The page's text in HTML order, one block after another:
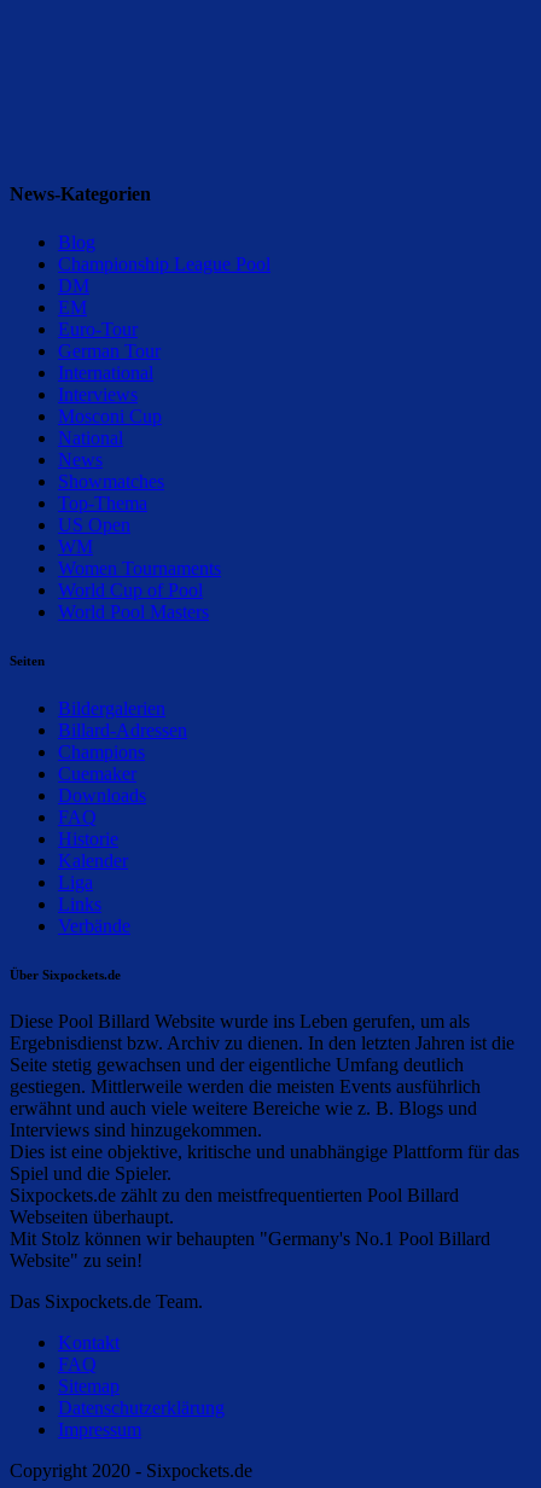
News-Kategorien
Blog
Championship League Pool
DM
EM
Euro-Tour
German Tour
International
Interviews
Mosconi Cup
National
News
Showmatches
Top-Thema
US Open
WM
Women Tournaments
World Cup of Pool
World Pool Masters
Seiten
Bildergalerien
Billard-Adressen
Champions
Cuemaker
Downloads
FAQ
Historie
Kalender
Liga
Links
Verbände
Über Sixpockets.de
Diese Pool Billard Website wurde ins Leben gerufen, um als
Ergebnisdienst bzw. Archiv zu dienen. In den letzten Jahren ist die
Seite stetig gewachsen und der eigentliche Umfang deutlich
gestiegen. Mittlerweile werden die meisten Events ausführlich
erwähnt und auch viele weitere Bereiche wie z. B. Blogs und
Interviews sind hinzugekommen.
Dies ist eine objektive, kritische und unabhängige Plattform für das
Spiel und die Spieler.
Sixpockets.de zählt zu den meistfrequentierten Pool Billard
Webseiten überhaupt.
Mit Stolz können wir behaupten "Germany's No.1 Pool Billard
Website" zu sein!
Das Sixpockets.de Team.
Kontakt
FAQ
Sitemap
Datenschutzerklärung
Impressum
Copyright 2020 - Sixpockets.de